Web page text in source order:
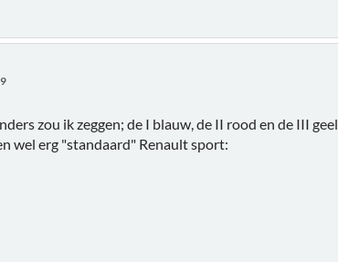
zou ik zeggen; de I blauw, de II rood en de III geel.
wel erg "standaard" Renault sport: